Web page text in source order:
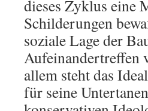
dieses Zyklus eine
Schilderungen
soziale Lage der
Aufeinandertreffen
allem steht das
für seine